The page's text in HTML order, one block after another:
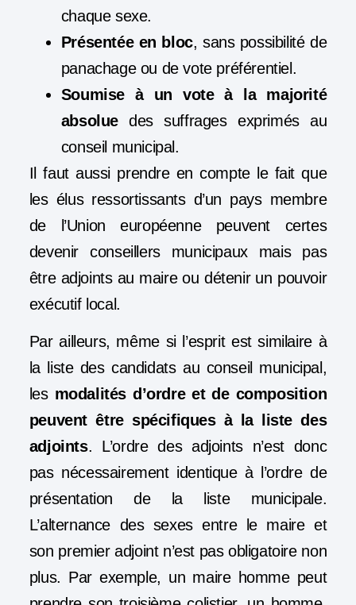
chaque sexe.
Présentée en bloc, sans possibilité de
panachage ou de vote préférentiel.
Soumise à un vote à la majorité
absolue des suffrages exprimés au
conseil municipal.
Il faut aussi prendre en compte le fait que
les élus ressortissants d’un pays membre
de l’Union européenne peuvent certes
devenir conseillers municipaux mais pas
être adjoints au maire ou détenir un pouvoir
exécutif local.
Par ailleurs, même si l’esprit est similaire à
la liste des candidats au conseil municipal,
les modalités d’ordre et de composition
peuvent être spécifiques à la liste des
adjoints. L’ordre des adjoints n’est donc
pas nécessairement identique à l’ordre de
présentation de la liste municipale.
L’alternance des sexes entre le maire et
son premier adjoint n’est pas obligatoire non
plus. Par exemple, un maire homme peut